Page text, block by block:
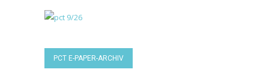
PCT E-PAPER-ARCHIV